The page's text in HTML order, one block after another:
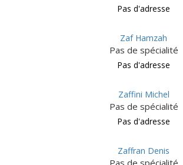
Pas d'adresse
Zaf Hamzah
Pas de spécialité
Pas d'adresse
Zaffini Michel
Pas de spécialité
Pas d'adresse
Zaffran Denis
Pas de spécialité